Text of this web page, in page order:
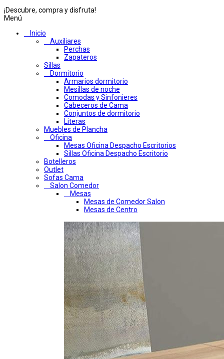
¡Descubre, compra y disfruta!
Menú
Inicio
Auxiliares
Perchas
Zapateros
Sillas
Dormitorio
Armarios dormitorio
Mesillas de noche
Comodas y Sinfonieres
Cabeceros de Cama
Conjuntos de dormitorio
Literas
Muebles de Plancha
Oficina
Mesas Oficina Despacho Escritorios
Sillas Oficina Despacho Escritorio
Botelleros
Outlet
Sofas Cama
Salon Comedor
Mesas
Mesas de Comedor Salon
Mesas de Centro